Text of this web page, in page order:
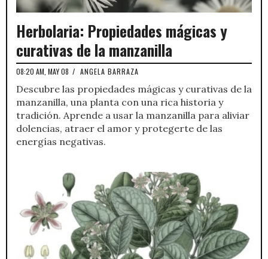
Herbolaria: Propiedades mágicas y
curativas de la manzanilla
08:20 AM, MAY 08 / ANGELA BARRAZA
Descubre las propiedades mágicas y curativas de la
manzanilla, una planta con una rica historia y
tradición. Aprende a usar la manzanilla para aliviar
dolencias, atraer el amor y protegerte de las
energías negativas.